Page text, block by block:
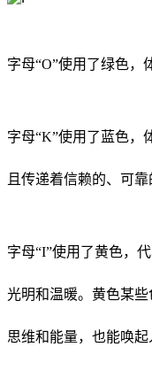
字母“O”使用了绿色，
字母“K”使用了蓝色，
且传递着信赖的、可
字母“I”使用了黄色，
光明和温暖。黄色某
思维和能量，也能唤